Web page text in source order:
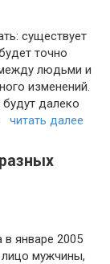
существует
точно
людьми и
изменений.
будут далеко
читать далее
в январе 2005
мужчины,